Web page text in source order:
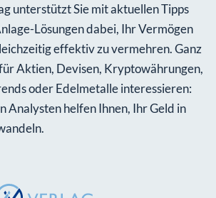
unterstützt Sie mit aktuellen Tipps
Lösungen dabei, Ihr Vermögen
effektiv zu vermehren. Ganz
Aktien, Devisen, Kryptowährungen,
oder Edelmetalle interessieren:
Analysten helfen Ihnen, Ihr Geld in